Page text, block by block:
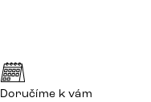
Doručíme k vám